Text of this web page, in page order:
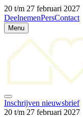
20 t/m 27 februari 2027
DeelnemenPersContact
Menu
Inschrijven nieuwsbrief
20 t/m 27 februari 2027